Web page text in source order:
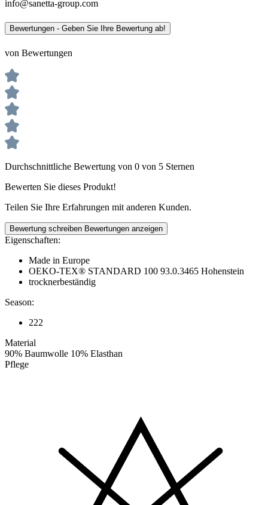
info@sanetta-group.com
Bewertungen - Geben Sie Ihre Bewertung ab!
von Bewertungen
Durchschnittliche Bewertung von 0 von 5 Sternen
Bewerten Sie dieses Produkt!
Teilen Sie Ihre Erfahrungen mit anderen Kunden.
Bewertung schreiben Bewertungen anzeigen
Eigenschaften:
Made in Europe
OEKO-TEX® STANDARD 100 93.0.3465 Hohenstein
trocknerbeständig
Season:
222
Material
90% Baumwolle 10% Elasthan
Pflege